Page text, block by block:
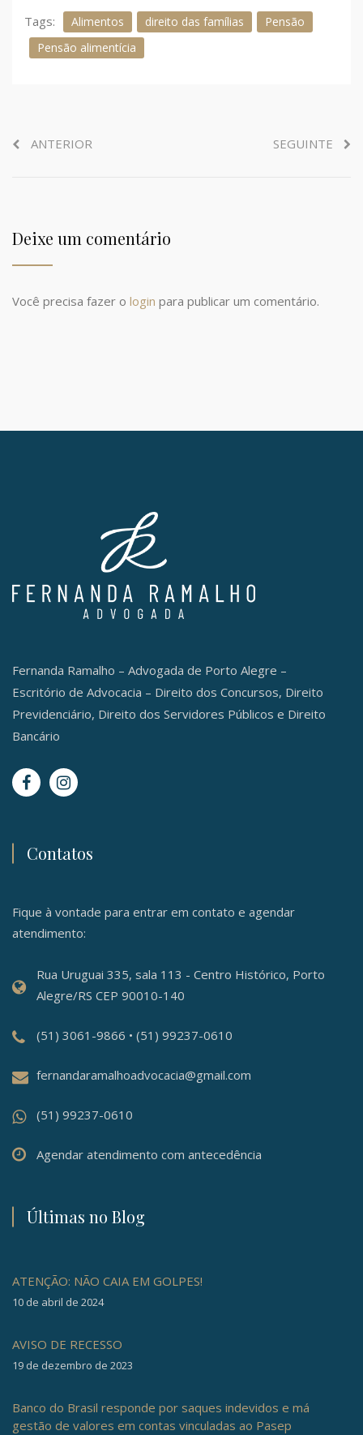
Tags: Alimentos direito das famílias
Pensão
Pensão alimentícia
ANTERIOR SEGUINTE
Deixe um comentário
Você precisa fazer o login para publicar um comentário.
Fernanda Ramalho – Advogada de Porto Alegre –
Escritório de Advocacia – Direito dos Concursos, Direito
Previdenciário, Direito dos Servidores Públicos e Direito
Bancário
Contatos
Fique à vontade para entrar em contato e agendar
atendimento:
Rua Uruguai 335, sala 113 - Centro Histórico, Porto
Alegre/RS CEP 90010-140
(51) 3061-9866 • (51) 99237-0610
fernandaramalhoadvocacia@gmail.com
(51) 99237-0610
Agendar atendimento com antecedência
Últimas no Blog
ATENÇÃO: NÃO CAIA EM GOLPES!
10 de abril de 2024
AVISO DE RECESSO
19 de dezembro de 2023
Banco do Brasil responde por saques indevidos e má
gestão de valores em contas vinculadas ao Pasep